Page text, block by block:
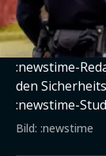
:newstime-
den
:newstime-
Bild: :newstime